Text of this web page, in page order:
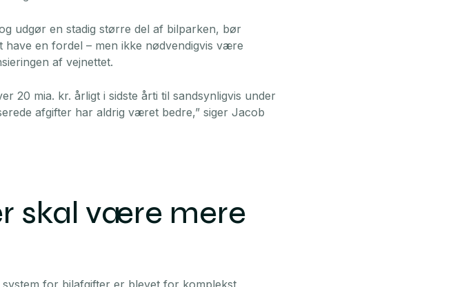
udgør en stadig større del af bilparken, bør
en fordel – men ikke nødvendigvis være
af vejnettet.
20 mia. kr. årligt i sidste årti til sandsynligvis under
afgifter har aldrig været bedre,” siger Jacob
skal være mere
for bilafgifter er blevet for komplekst,